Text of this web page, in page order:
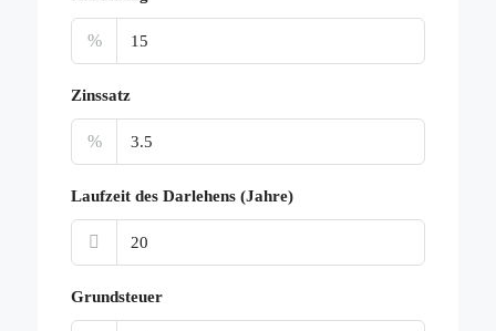
%
Zinssatz
%
Laufzeit des Darlehens (Jahre)
Grundsteuer